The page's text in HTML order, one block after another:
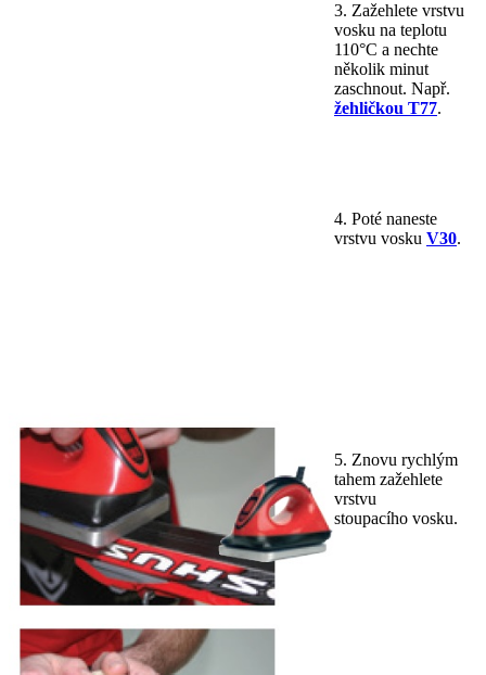
3. Zažehlete vrstvu
vosku na teplotu
110°C a nechte
několik minut
zaschnout. Např.
žehličkou T77.
4. Poté naneste
vrstvu vosku V30.
5. Znovu rychlým
tahem zažehlete
vrstvu
stoupacího vosku.